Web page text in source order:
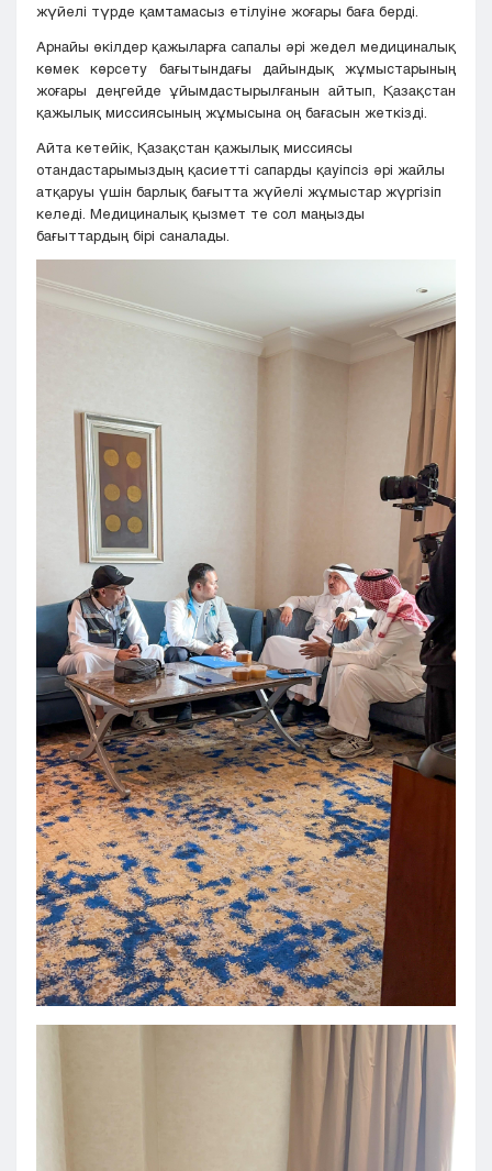
жүйелі түрде қамтамасыз етілуіне жоғары баға берді.
Арнайы өкілдер қажыларға сапалы әрі жедел медициналық
көмек көрсету бағытындағы дайындық жұмыстарының
жоғары деңгейде ұйымдастырылғанын айтып, Қазақстан
қажылық миссиясының жұмысына оң бағасын жеткізді.
Айта кетейік, Қазақстан қажылық миссиясы
отандастарымыздың қасиетті сапарды қауіпсіз әрі жайлы
атқаруы үшін барлық бағытта жүйелі жұмыстар жүргізіп
келеді. Медициналық қызмет те сол маңызды
бағыттардың бірі саналады.